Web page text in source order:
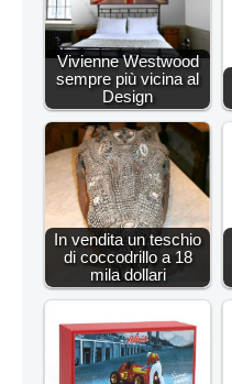
Vivienne Westwood
sempre più vicina al
Design
In vendita un teschio
di coccodrillo a 18
mila dollari